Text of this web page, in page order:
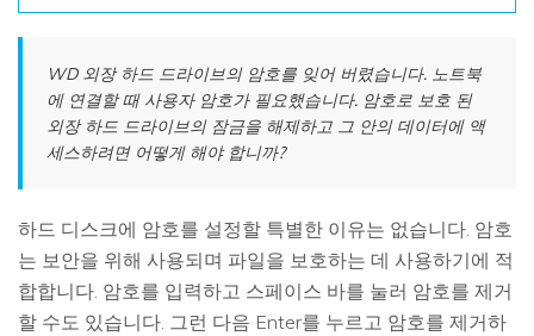
기타 프로그램
Repairit - 데이터 복구
UBackit - 데이터 백업
WD 외장 하드 드라이브의 암호를 잊어 버렸습니다. 노트북
에 연결할 때 사용자 암호가 필요했습니다. 암호로 보호 된
외장 하드 드라이브의 잠금을 해제하고 그 안의 데이터에 액
세스하려면 어떻게 해야 합니까?
하드 디스크에 암호를 설정할 특별한 이유는 없습니다. 암호
는 보안을 위해 사용되며 파일을 보호하는 데 사용하기에 적
합합니다. 암호를 입력하고 스페이스 바를 눌러 암호를 제거
할 수도 있습니다. 그런 다음 Enter를 누르고 암호를 제거하